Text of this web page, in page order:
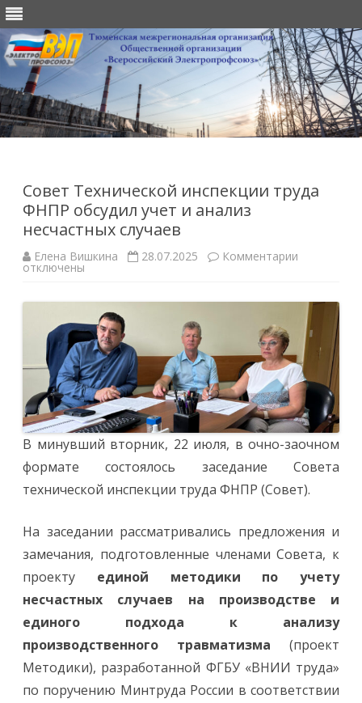
Совет Технической инспекции труда
ФНПР обсудил учет и анализ
несчастных случаев
Елена Вишкина 28.07.2025 Комментарии
инспекции
труда
ФНПР
обсудил
учет
и
анализ
несчастных
случаев
отключены
В минувший вторник, 22 июля, в очно-заочном
формате состоялось заседание Совета
технической инспекции труда ФНПР (Совет).
На заседании рассматривались предложения и
замечания, подготовленные членами Совета, к
проекту единой методики по учету
несчастных случаев на производстве и
единого подхода к анализу
производственного травматизма (проект
Методики), разработанной ФГБУ «ВНИИ труда»
по поручению Минтруда России в соответствии